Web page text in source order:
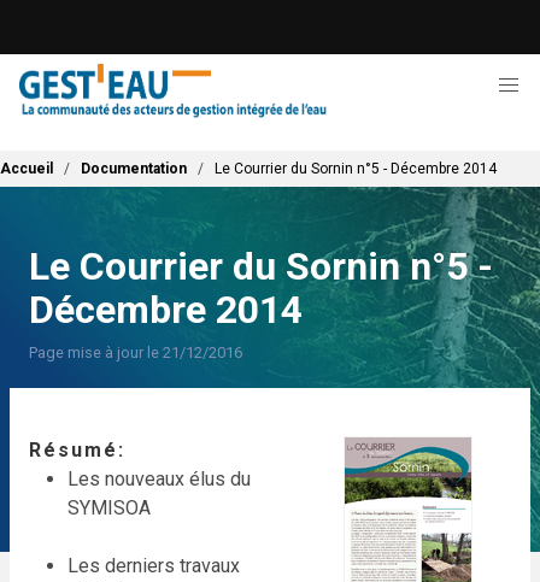
contenu
principal
Fil d'Ariane
Accueil Documentation Le Courrier du Sornin n°5 - Décembre 2014
Le Courrier du Sornin n°5 -
Décembre 2014
Page mise à jour le 21/12/2016
Résumé
Les nouveaux élus du
SYMISOA
Les derniers travaux